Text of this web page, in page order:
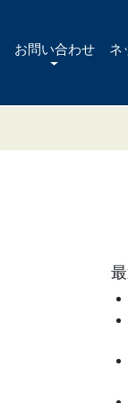
お問い合わせ ネ